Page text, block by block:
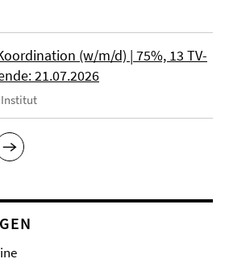
(w/m/d) | 75%, 13 TV-
21.07.2026